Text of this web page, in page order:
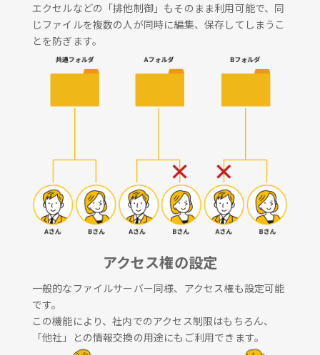
エクセルなどの「排他制御」もそのまま利用可能で、同
じファイルを複数の人が同時に編集、保存してしまうこ
とを防ぎます。
アクセス権の設定
一般的なファイルサーバー同様、アクセス権も設定可能
です。
この機能により、社内でのアクセス制限はもちろん、
「他社」との情報交換の用途にもご利用できます。